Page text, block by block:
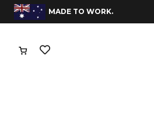
משלוחים חינם בהזמנות מעל 400 שח
.MADE TO WORK